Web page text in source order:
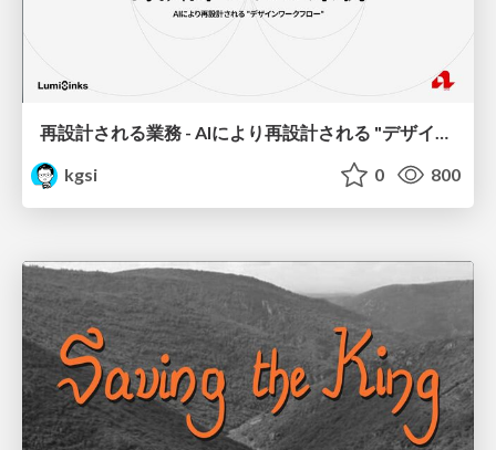
再設計される業務 - AIにより再設計される "デザインワークフロー" / AI Ops Lab #2 Redesigned orkflows
kgsi
0 800